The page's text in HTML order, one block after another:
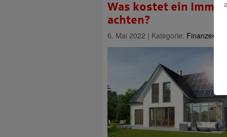
Was kostet ein
achten?
6. Mai 2022 | Kategorie: Finanzen &